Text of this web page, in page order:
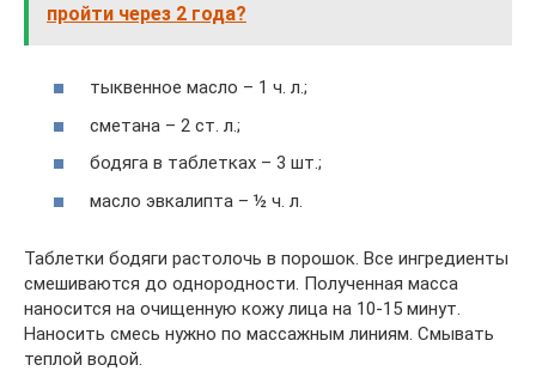
пройти через 2 года?
тыквенное масло – 1 ч. л.;
сметана – 2 ст. л.;
бодяга в таблетках – 3 шт.;
масло эвкалипта – ½ ч. л.
Таблетки бодяги растолочь в порошок. Все ингредиенты
смешиваются до однородности. Полученная масса
наносится на очищенную кожу лица на 10-15 минут.
Наносить смесь нужно по массажным линиям. Смывать
теплой водой.